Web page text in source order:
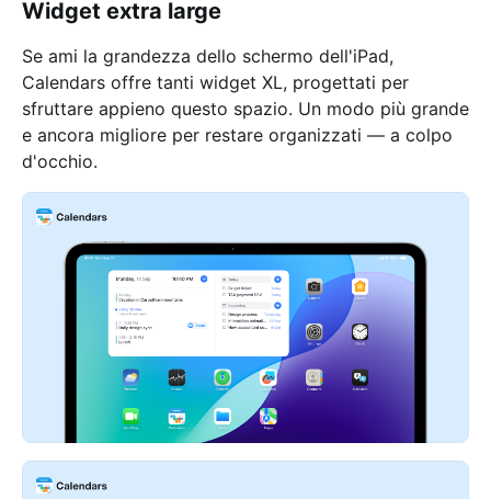
Widget extra large
Se ami la grandezza dello schermo dell'iPad,
Calendars offre tanti widget XL, progettati per
sfruttare appieno questo spazio. Un modo più grande
e ancora migliore per restare organizzati — a colpo
d'occhio.